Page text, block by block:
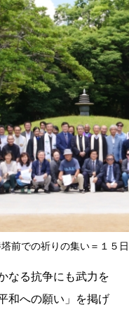
塔前での祈りの集い＝１５
なる抗争にも武力を
和への願い」を掲げ